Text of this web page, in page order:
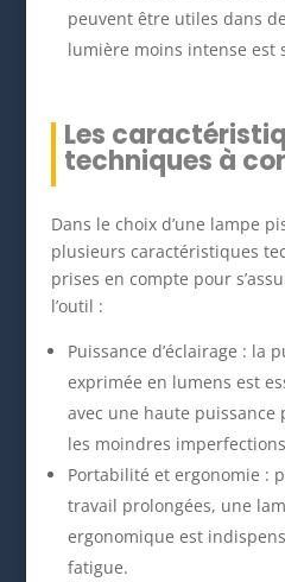
peuvent être utiles dans
lumière moins intense est
Les
techniques à
Dans le choix d’une lampe
plusieurs caractéristiques
prises en compte pour
l’outil :
Puissance d’éclairage : la
exprimée en lumens est
avec une haute
les moindres
Portabilité et ergonomie :
travail prolongées, une
ergonomique est
fatigue.